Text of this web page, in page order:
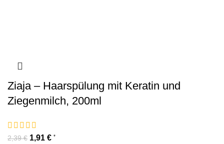
Ziaja – Haarspülung mit Keratin und
Ziegenmilch, 200ml
2,39€ 1,91 € *